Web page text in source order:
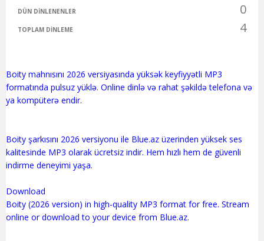
DÜN DINLENENLER 0
TOPLAM DINLEME 4
Boity mahnısını 2026 versiyasında yüksək keyfiyyətli MP3
formatında pulsuz yüklə. Online dinlə və rahat şəkildə telefona və
ya kompüterə endir.
Boity şarkısını 2026 versiyonu ile Blue.az üzerinden yüksek ses
kalitesinde MP3 olarak ücretsiz indir. Hem hızlı hem de güvenli
indirme deneyimi yaşa.
Download
Boity (2026 version) in high-quality MP3 format for free. Stream
online or download to your device from Blue.az.